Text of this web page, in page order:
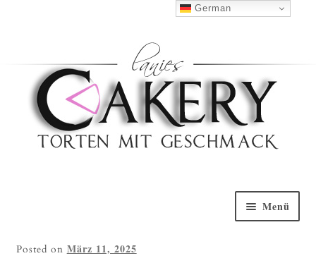
0152 5314 0461 Nach Oben
Menü
Posted on März 11, 2025
German